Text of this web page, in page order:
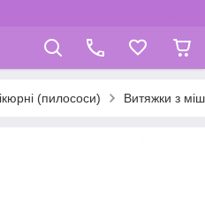
(пилососи) Витяжки з